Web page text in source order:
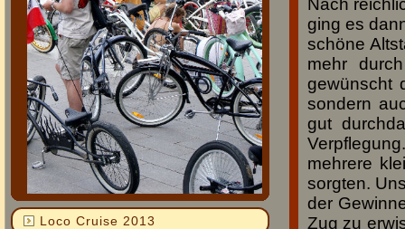
Loco Cruise 2013
Nach
ging es
schöne
mehr
gewünscht
sondern
gut
mehrere
sorgten.
der
Zug zu